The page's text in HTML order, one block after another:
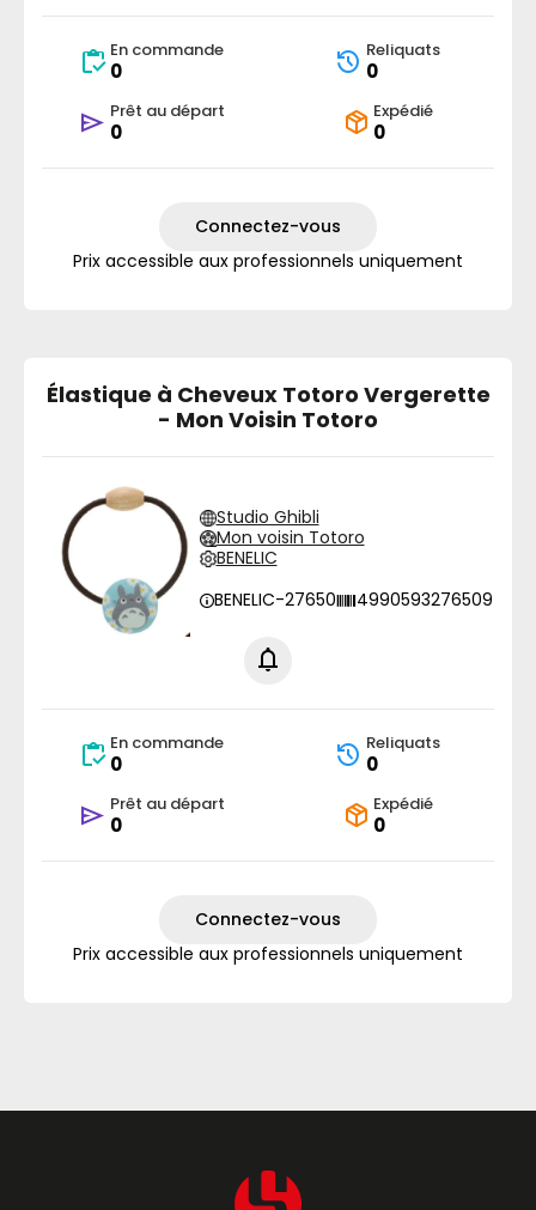
En commande
0
Reliquats
0
Prêt au départ
0
Expédié
0
Connectez-vous
Prix accessible aux professionnels uniquement
Élastique à Cheveux Totoro Vergerette
- Mon Voisin Totoro
Studio Ghibli
Mon voisin Totoro
BENELIC
BENELIC-27650
4990593276509
En commande
0
Reliquats
0
Prêt au départ
0
Expédié
0
Connectez-vous
Prix accessible aux professionnels uniquement